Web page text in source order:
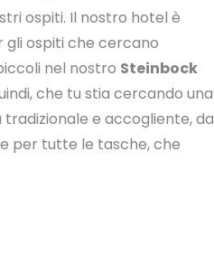
ospiti. Il nostro hotel è
ospiti che cercano
nel nostro Steinbock
che tu stia cercando una
e accogliente, da
per tutte le tasche, che